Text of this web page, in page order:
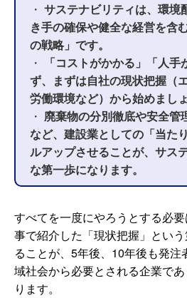
・ サステナビリティは、環境
き手の確保や健全な経営を含
の戦略」です。
・
「コストがかかる」「人
ず、まずは自社の現状把握（
労働環境など）から始めましょ
・ 廃棄物の分別徹底や安全管
など、建設業としての「当た
ルアップさせることが、サス
な第一歩になります。
すべてを一度にやろうとする必
事で紹介した「現状把握」とい
ることが、5年後、10年後も発
域社会から必要とされる企業で
ります。